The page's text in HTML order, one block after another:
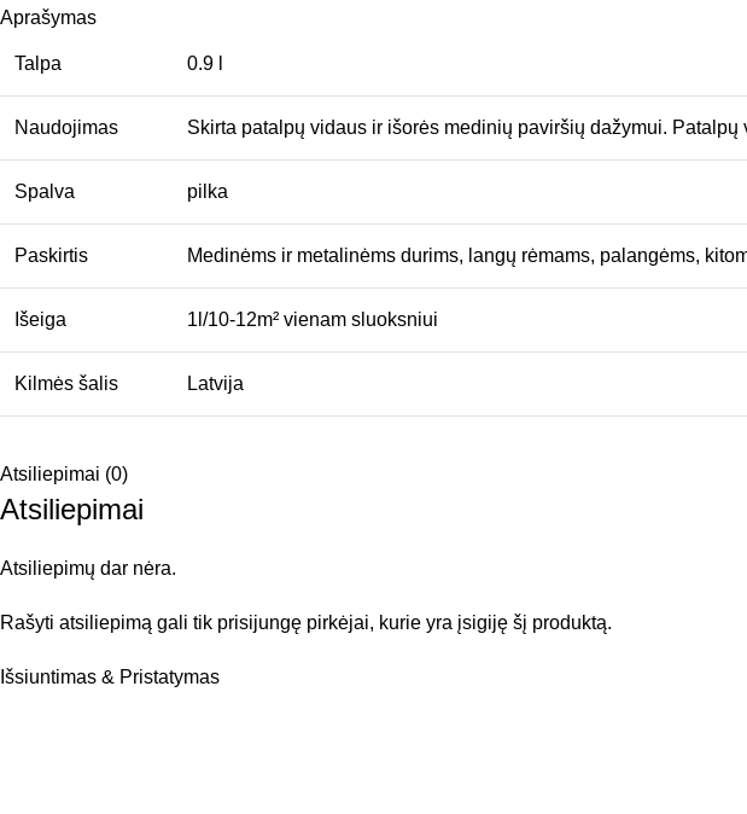
Aprašymas
Talpa 0.9 l
Naudojimas Skirta patalpų vidaus ir išorės medinių paviršių dažymui.
Spalva pilka
Paskirtis Medinėms ir metalinėms durims, langų rėmams, palangėms,
Išeiga 1l/10-12m² vienam sluoksniui
Kilmės šalis Latvija
Atsiliepimai (0)
Atsiliepimai
Atsiliepimų dar nėra.
Rašyti atsiliepimą gali tik prisijungę pirkėjai, kurie yra įsigiję šį produktą.
Išsiuntimas & Pristatymas